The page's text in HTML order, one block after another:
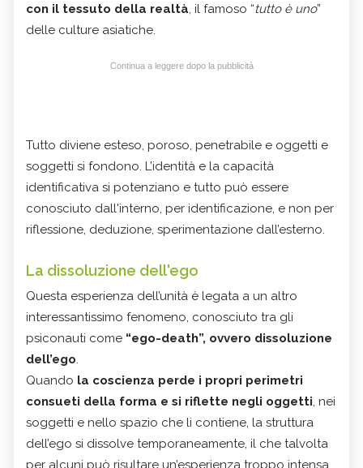
con il tessuto della realtà, il famoso “tutto è uno”
delle culture asiatiche.
Continua a leggere dopo la pubblicità
Tutto diviene esteso, poroso, penetrabile e oggetti e
soggetti si fondono. L’identità e la capacità
identificativa si potenziano e tutto può essere
conosciuto dall'interno, per identificazione, e non per
riflessione, deduzione, sperimentazione dall’esterno.
La dissoluzione dell'ego
Questa esperienza dell’unità è legata a un altro
interessantissimo fenomeno, conosciuto tra gli
psiconauti come “ego-death”, ovvero dissoluzione
dell’ego.
Quando la coscienza perde i propri perimetri
consueti della forma e si riflette negli oggetti, nei
soggetti e nello spazio che li contiene, la struttura
dell’ego si dissolve temporaneamente, il che talvolta
per alcuni può risultare un’esperienza troppo intensa